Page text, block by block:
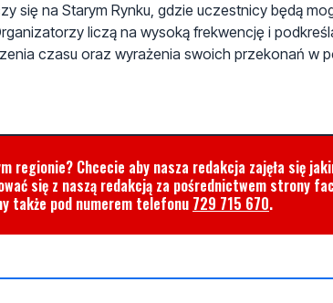
się na Starym Rynku, gdzie uczestnicy będą
liczą na wysoką frekwencję i
czasu oraz wyrażenia swoich przekonań w
regionie? Chcecie aby nasza redakcja zajęła się
się z naszą redakcją za pośrednictwem strony
także pod numerem telefonu 729 715 670.